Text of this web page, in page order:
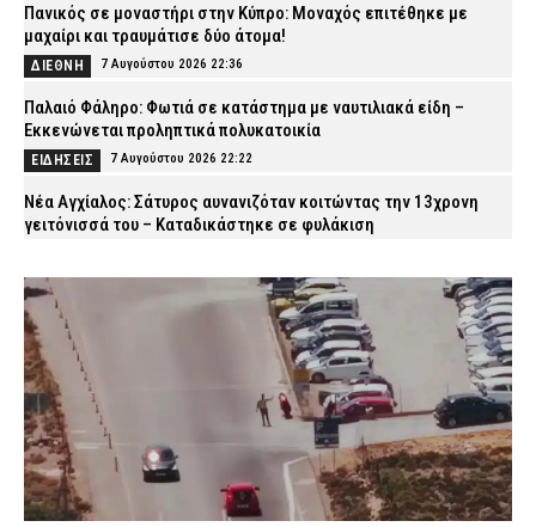
Πανικός σε μοναστήρι στην Κύπρο: Μοναχός επιτέθηκε με
μαχαίρι και τραυμάτισε δύο άτομα!
ΔΙΕΘΝΗ 7 Αυγούστου 2026 22:36
Παλαιό Φάληρο: Φωτιά σε κατάστημα με ναυτιλιακά είδη –
Εκκενώνεται προληπτικά πολυκατοικία
ΕΙΔΗΣΕΙΣ 7 Αυγούστου 2026 22:22
Νέα Αγχίαλος: Σάτυρος αυνανιζόταν κοιτώντας την 13χρονη
γειτόνισσά του – Καταδικάστηκε σε φυλάκιση
Σκιάθος: «Με ξυλοκόπησαν και με άφησαν αιμόφυρτο στο
δρόμο» – Άγριος καβγάς με λοστάρια, μαχαίρια και σφυριά
ΔΙΚΑΙΟΣΥΝΗ
Εξαφάνιση 15χρονου στην Αθήνα: Τι αναφέρει το «Χαμόγελο του
Παιδιού»
ΕΙΔΗΣΕΙΣ 7 Αυγούστου 2026 21:39
Συνελήφθησαν σε Καβάλα και Αλεξανδρούπολη τρεις άνδρες
για ναρκωτικά και λαθραίο καπνό